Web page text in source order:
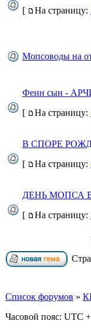
[
На страницу:
Мопсоводы на
Феин сын -
[
На страницу:
В СПОРЕ
[
На страницу:
ДЕНЬ МОПСА
[
На страницу:
Список форумов »
Часовой пояс: UTC